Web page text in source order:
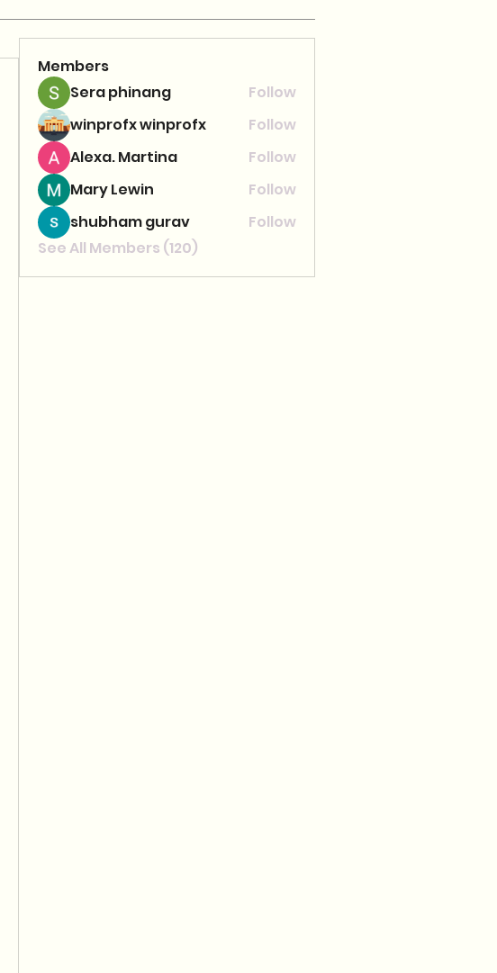
Members
Sera phinang
Follow
winprofx winprofx
Follow
Alexa. Martina
Follow
Mary Lewin
Follow
shubham gurav
Follow
See All Members (120)